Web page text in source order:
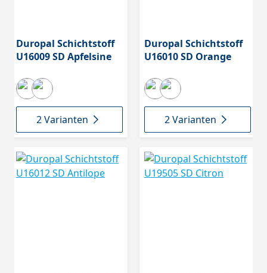
Duropal Schichtstoff
U16009 SD Apfelsine
2 Varianten
Duropal Schichtstoff
U16010 SD Orange
2 Varianten